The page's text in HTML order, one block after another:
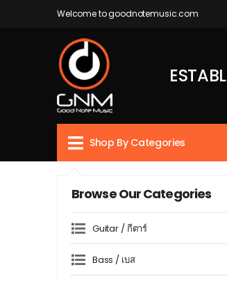
Welcome to goodnotemusic.com
Shop By Categories
Browse Our Categories
Guitar / กีตาร์
Bass / เบส